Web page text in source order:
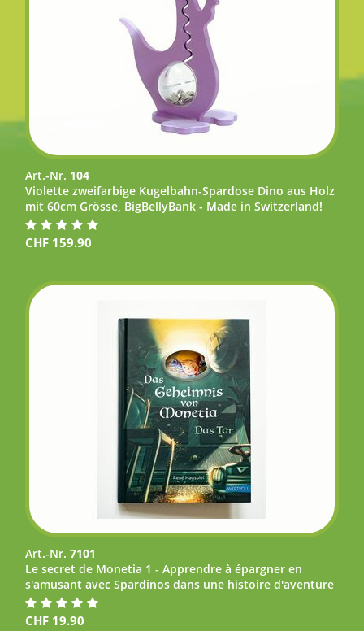
Art.-Nr. 104
Violette zweifarbige Kugelbahn-Spardose Dino aus Holz
mit 60cm Grösse, BigBellyBank - Made in Switzerland!
CHF 159.90
Art.-Nr. 7101
Le secret de Monetia 1 - Apprendre à épargner en
s'amusant avec Spardinos dans une histoire d'aventure
CHF 19.90